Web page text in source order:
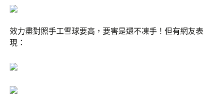
效力盡對照手工雪球要高，要害是還不凍手！但有網友表
現：